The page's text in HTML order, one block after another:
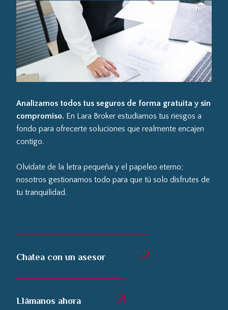
Analizamos todos tus seguros de forma gratuita y sin
compromiso.En Lara Broker estudiamos tus riesgos a
fondo para ofrecerte soluciones que realmente encajen
contigo.
Olvídate de la letra pequeña y el papeleo eterno;
nosotros gestionamos todo para que tú solo disfrutes de
tu tranquilidad.
Chatea con un asesor
Llámanos ahora